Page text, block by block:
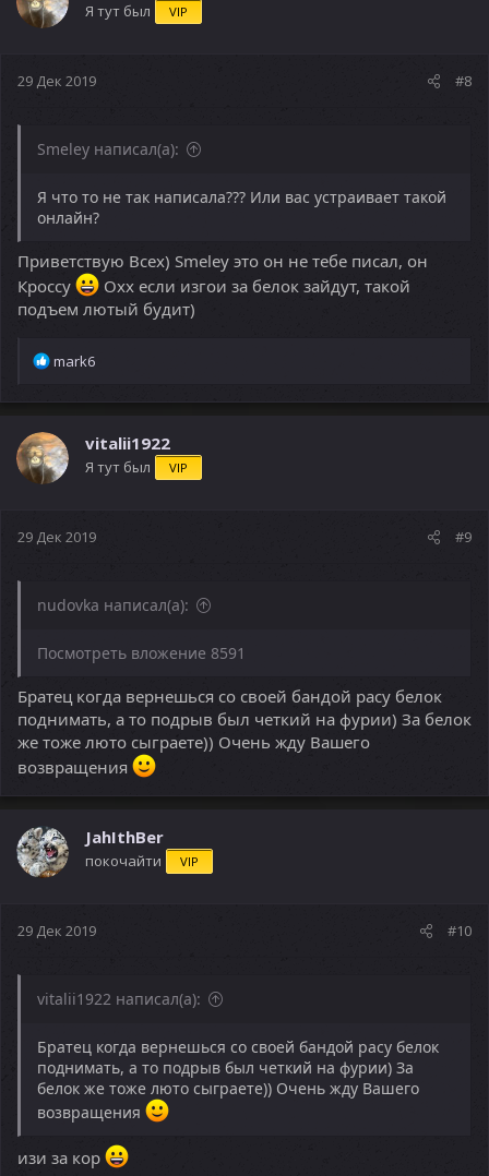
и
Я тут был VIP
29 Дек 2019 #8
Smeley написал(а):
Я что то не так написала??? Или вас устраивает такой
онлайн?
Приветствую Всех) Smeley это он не тебе писал, он
Кроссу
Охх если изгои за белок зайдут, такой
подъем лютый будит)
Р
а
ц
и
и
mark6
vitalii1922
Я тут был VIP
29 Дек 2019 #9
nudovka написал(а):
Посмотреть вложение 8591
Братец когда вернешься со своей бандой расу белок
поднимать, а то подрыв был четкий на фурии) За белок
же тоже люто сыграете)) Очень жду Вашего
возвращения
JahIthBer
покочайти VIP
29 Дек 2019 #10
vitalii1922 написал(а):
Братец когда вернешься со своей бандой расу белок
поднимать, а то подрыв был четкий на фурии) За
белок же тоже люто сыграете)) Очень жду Вашего
возвращения
изи за кор